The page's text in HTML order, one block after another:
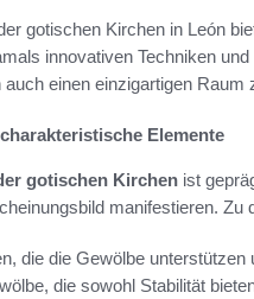
gotischen Kirchen in León
innovativen Techniken
einen einzigartigen
Elemente
gotischen Kirchen ist
manifestieren. Zu
die die Gewölbe
die sowohl Stabilität